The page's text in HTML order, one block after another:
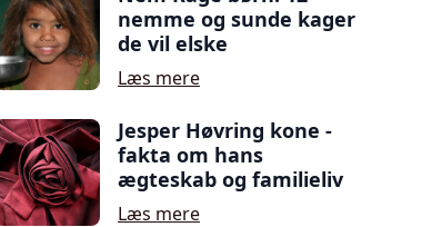
nemme og sunde kager
de vil elske
Læs mere
Jesper Høvring kone -
fakta om hans
ægteskab og familieliv
Læs mere